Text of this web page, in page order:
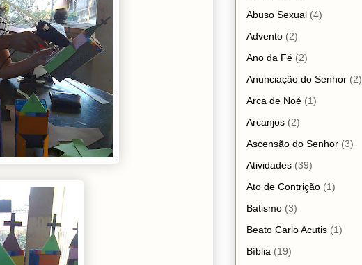
Abuso Sexual (4)
Advento (2)
Ano da Fé (2)
Anunciação do Senhor (2)
Arca de Noé (1)
Arcanjos (2)
Ascensão do Senhor (3)
Atividades (39)
Ato de Contrição (1)
Batismo (3)
Beato Carlo Acutis (1)
Bíblia (19)